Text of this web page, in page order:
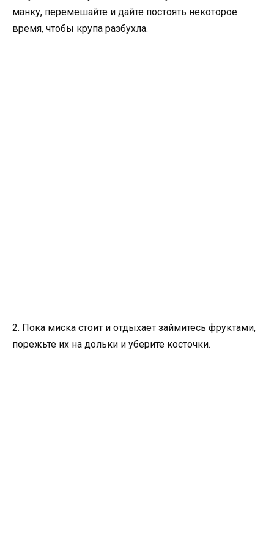
манку, перемешайте и дайте постоять некоторое
время, чтобы крупа разбухла.
2. Пока миска стоит и отдыхает займитесь фруктами,
порежьте их на дольки и уберите косточки.